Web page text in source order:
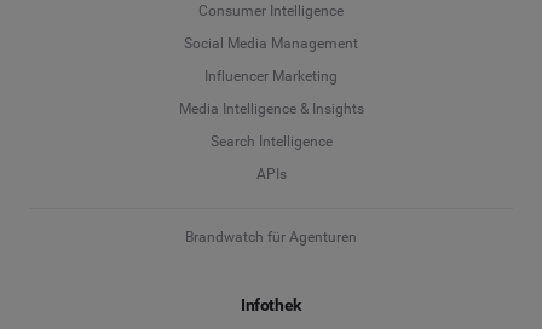
Consumer Intelligence
Social Media Management
Influencer Marketing
Media Intelligence & Insights
Search Intelligence
APIs
Brandwatch für Agenturen
Infothek